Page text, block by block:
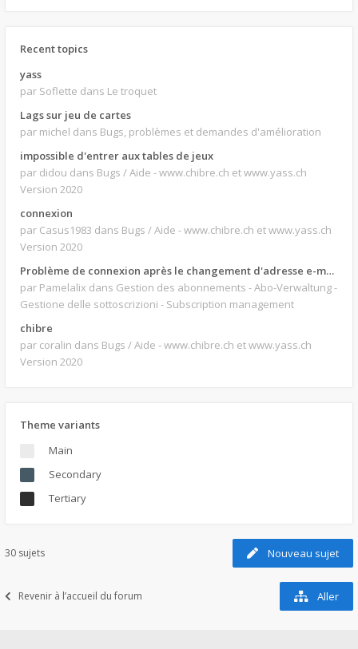
Recent topics
yass
par Soflette dans Le troquet
Lags sur jeu de cartes
par michel dans Bugs, problèmes et demandes d'amélioration
impossible d'entrer aux tables de jeux
par didou dans Bugs / Aide - www.chibre.ch et www.yass.ch
Version 2020
connexion
par Casus1983 dans Bugs / Aide - www.chibre.ch et www.yass.ch
Version 2020
Problème de connexion après le changement d'adresse e-mail.
par Pamelalix dans Gestion des abonnements - Abo-Verwaltung -
Gestione delle sottoscrizioni - Subscription management
chibre
par coralin dans Bugs / Aide - www.chibre.ch et www.yass.ch
Version 2020
Theme variants
Main
Secondary
Tertiary
Nouveau sujet
30 sujets
Revenir à l’accueil du forum Aller